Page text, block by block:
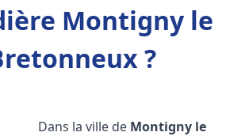
Montigny le
?
Dans la ville de Montigny le